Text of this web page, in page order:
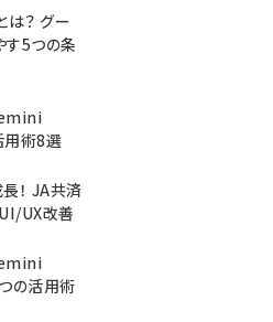
は？ グー
す5つの条
術8選
！ JA共済
UX改善
の活用術